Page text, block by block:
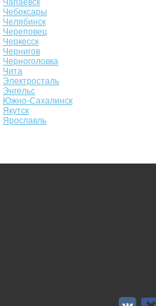
Чапаевск
Чебоксары
Челябинск
Череповец
Черкесск
Чернигов
Черноголовка
Чита
Электросталь
Энгельс
Южно-Сахалинск
Якутск
Ярославль